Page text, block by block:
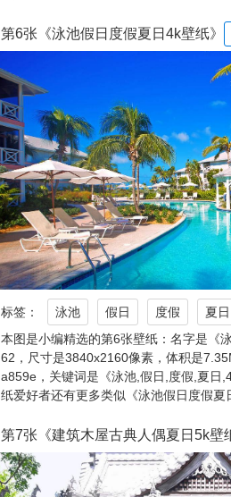
第6张《泳池假日度假夏日4k壁纸》
标签： 泳池 假日 度假 夏日
本图是小编精选的第6张壁纸：名字是《
62，尺寸是3840x2160像素，体积是
a859e，关键词是《泳池,假日,度假,夏日
纸爱好者还有更多类似《泳池假日度假夏
第7张《建筑木屋古典人偶夏日5k壁